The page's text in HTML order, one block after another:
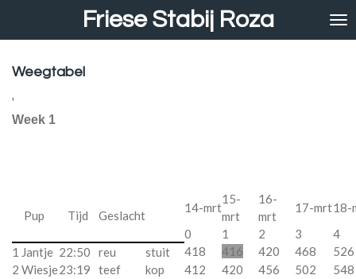
de
Friese Stabij Roza
Weegtabel
'
Week 1
Pup Tijd Geslacht
14-mrt
15-
mrt
16-
mrt
17-mrt18-
0
1 2 3
4
1 Jantje 22:50 reu stuit 418 416 420 468
526
2 Wiesje23:19 teef kop 412 420 456 502
548